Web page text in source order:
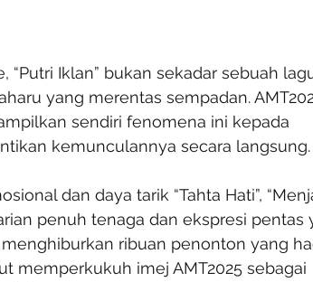
“Putri Iklan” bukan sekadar sebuah
yang merentas sempadan.
sendiri fenomena ini kepada
kemunculannya secara langsung.
dan daya tarik “Tahta Hati”,
penuh tenaga dan ekspresi pentas
ribuan penonton yang
memperkukuh imej AMT2025 sebagai